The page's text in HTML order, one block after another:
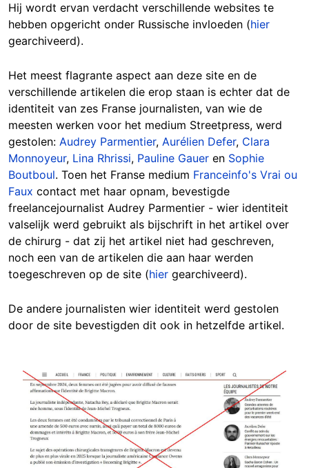
Hij wordt ervan verdacht verschillende websites te
hebben opgericht onder Russische invloeden (hier
gearchiveerd).
Het meest flagrante aspect aan deze site en de
verschillende artikelen die erop staan is echter dat de
identiteit van zes Franse journalisten, van wie de
meesten werken voor het medium Streetpress, werd
gestolen: Audrey Parmentier, Aurélien Defer, Clara
Monnoyeur, Lina Rhrissi, Pauline Gauer en Sophie
Boutboul. Toen het Franse medium Franceinfo's Vrai ou
Faux contact met haar opnam, bevestigde
freelancejournalist Audrey Parmentier - wier identiteit
valselijk werd gebruikt als bijschrift in het artikel over
de chirurg - dat zij het artikel niet had geschreven,
noch een van de artikelen die aan haar werden
toegeschreven op de site (hier gearchiveerd).
De andere journalisten wier identiteit werd gestolen
door de site bevestigden dit ook in hetzelfde artikel.
Image